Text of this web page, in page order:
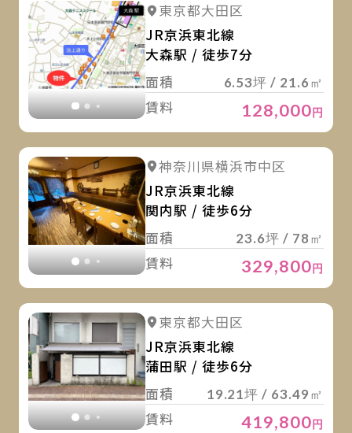
詳細を見る
東京都大田区
JR京浜東北線
大森駅 / 徒歩7分
面積
6.53坪 / 21.6㎡
賃料 128,000円
詳細を見る 詳細を見る
神奈川県横浜市中区
JR京浜東北線
関内駅 / 徒歩6分
面積
23.6坪 / 78㎡
賃料 329,800円
詳細を見る
東京都大田区
JR京浜東北線
蒲田駅 / 徒歩6分
面積
19.21坪 / 63.49㎡
賃料 419,800円